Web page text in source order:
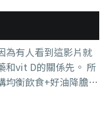
精準的治療會越來越
為有人看到這影片就
vit D的關係先。 所
均衡飲食+好油降膽固
膽固醇的藥） 而